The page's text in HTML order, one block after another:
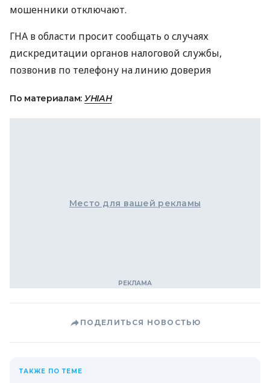
мошенники отключают.
ГНА в области просит сообщать о случаях
дискредитации органов налоговой службы,
позвонив по телефону на линию доверия
По материалам: УНІАН
Место для вашей рекламы
ПОДЕЛИТЬСЯ НОВОСТЬЮ
ТАКЖЕ ПО ТЕМЕ